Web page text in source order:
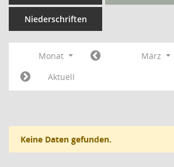
Niederschriften
Monat März
Aktuell
Keine Daten gefunden.